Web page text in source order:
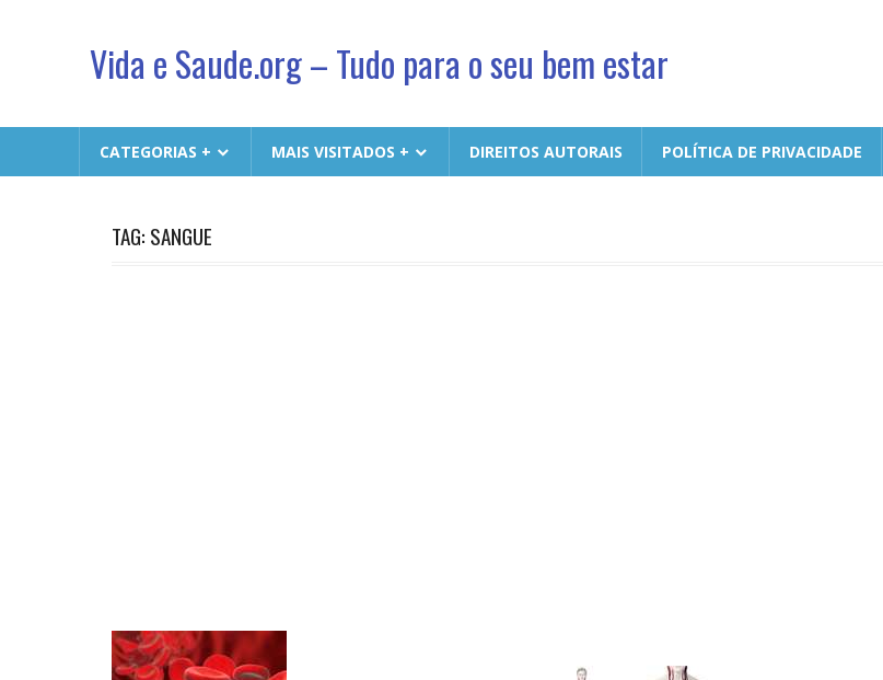
Vida e Saude.org – Tudo para o seu bem estar
novo
CATEGORIAS + MAIS VISITADOS + DIREITOS AUTORAIS POLÍTICA DE PRIVACIDADE
TAG: SANGUE